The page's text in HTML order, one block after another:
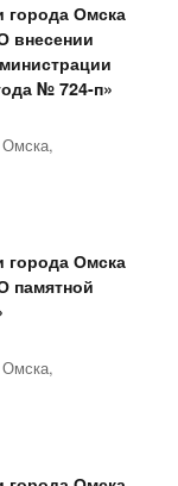
города Омска
внесении
№ 724-п»
Омска,
города Омска
памятной
Омска,